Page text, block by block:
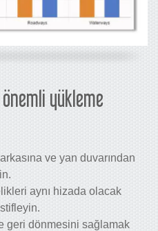
yükleme
ve yan duvarından
aynı hizada olacak
geri dönmesini sağlamak